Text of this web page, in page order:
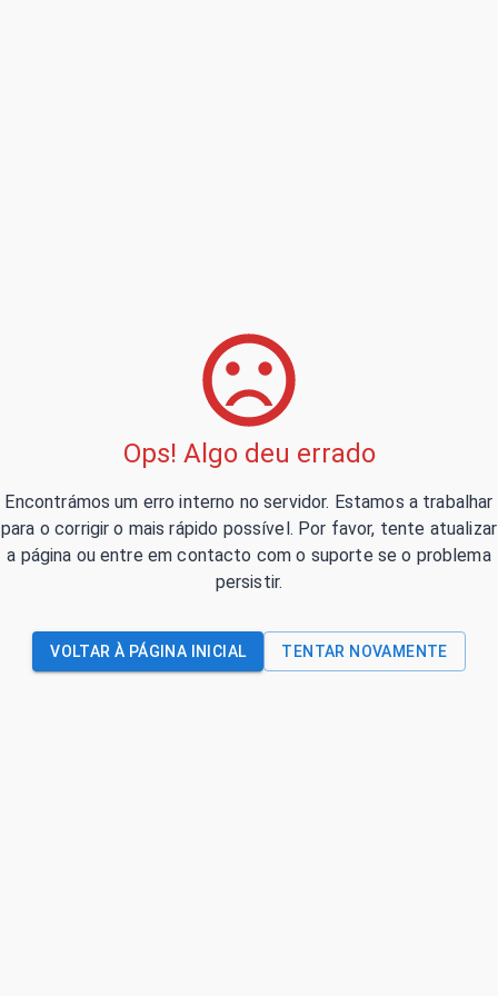
Ops! Algo deu errado
Encontrámos um erro interno no servidor. Estamos a trabalhar
para o corrigir o mais rápido possível. Por favor, tente atualizar
a página ou entre em contacto com o suporte se o problema
persistir.
VOLTAR À PÁGINA INICIAL TENTAR NOVAMENTE